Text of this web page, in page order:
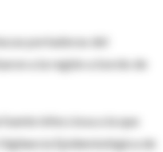
portadoras del
a la región a bordo de
infecciosa a la que
Epidemiológica de